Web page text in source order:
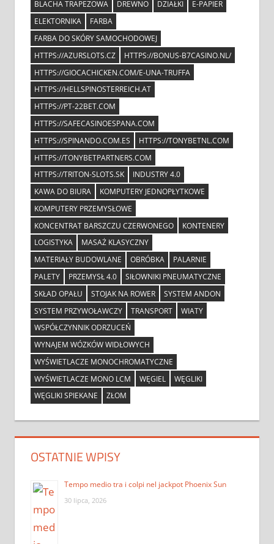
BLACHA TRAPEZOWA DREWNO DZIAŁKI
E-PAPIER
ELEKTORNIKA
FARBA
FARBA DO SKÓRY SAMOCHODOWEJ
HTTPS://AZURSLOTS.CZ
HTTPS://BONUS-B7CASINO.NL/
HTTPS://GIOCACHICKEN.COM/E-UNA-TRUFFA
HTTPS://HELLSPINOSTERREICH.AT
HTTPS://PT-22BET.COM
HTTPS://SAFECASINOESPANA.COM
HTTPS://SPINANDO.COM.ES
HTTPS://TONYBETNL.COM
HTTPS://TONYBETPARTNERS.COM
HTTPS://TRITON-SLOTS.SK
INDUSTRY 4.0
KAWA DO BIURA
KOMPUTERY JEDNOPŁYTKOWE
KOMPUTERY PRZEMYSŁOWE
KONCENTRAT BARSZCZU CZERWONEGO
KONTENERY
LOGISTYKA
MASAŻ KLASYCZNY
MATERIAŁY BUDOWLANE
OBRÓBKA
PALARNIE
PALETY
PRZEMYSŁ 4.0
SIŁOWNIKI PNEUMATYCZNE
SKŁAD OPAŁU
STOJAK NA ROWER
SYSTEM ANDON
SYSTEM PRZYWOŁAWCZY
TRANSPORT
WIATY
WSPÓŁCZYNNIK ODRZUCEŃ
WYNAJEM WÓZKÓW WIDŁOWYCH
WYŚWIETLACZE MONOCHROMATYCZNE
WYŚWIETLACZE MONO LCM
WĘGIEL
WĘGLIKI
WĘGLIKI SPIEKANE
ZŁOM
OSTATNIE WPISY
Tempo medio tra i colpi nel jackpot Phoenix Sun
30 lipca, 2026